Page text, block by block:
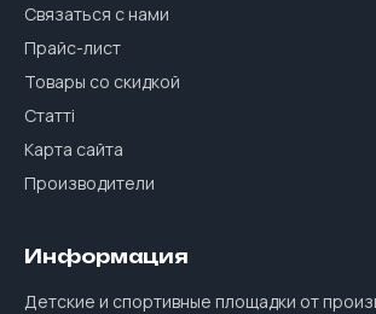
Связаться с нами
Прайс-лист
Товары со скидкой
Статті
Карта сайта
Производители
Информация
Детские и спортивные площадки от